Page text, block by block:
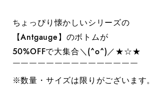
ちょっぴり懐かしいシリーズの
【Antgauge】のボトムが
50%OFFで大集合＼(^o^)／★☆★
￣￣￣￣￣￣￣￣￣￣￣￣￣￣￣
※数量・サイズは限りがございます。